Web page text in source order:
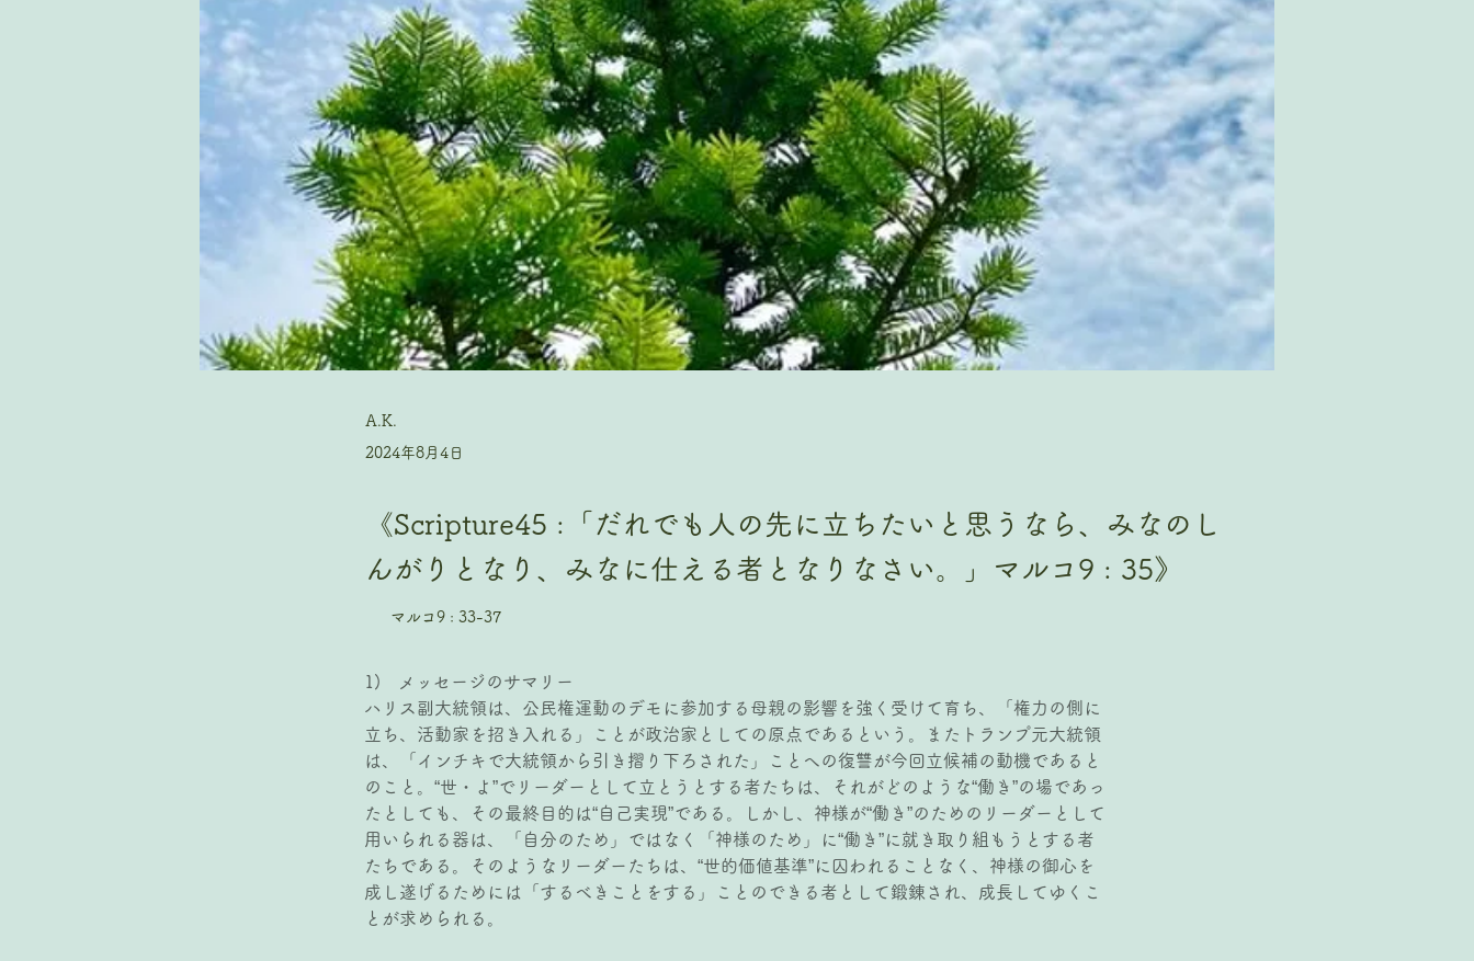
A.K.
2024年8月4日
《Scripture45 :「だれでも人の先に立ちたいと思うなら、みなのし
んがりとなり、みなに仕える者となりなさい。」マルコ9 : 35》
マルコ9 : 33-37
1)   メッセージのサマリー
ハリス副大統領は、公民権運動のデモに参加する母親の影響を強く受けて育ち、「権力の側に
立ち、活動家を招き入れる」ことが政治家としての原点であるという。またトランプ元大統領
は、「インチキで大統領から引き摺り下ろされた」ことへの復讐が今回立候補の動機であると
のこと。“世・よ”でリーダーとして立とうとする者たちは、それがどのような“働き”の場であっ
たとしても、その最終目的は“自己実現”である。しかし、神様が“働き”のためのリーダーとして
用いられる器は、「自分のため」ではなく「神様のため」に“働き”に就き取り組もうとする者
たちである。そのようなリーダーたちは、“世的価値基準”に囚われることなく、神様の御心を
成し遂げるためには「するべきことをする」ことのできる者として鍛錬され、成長してゆくこ
とが求められる。